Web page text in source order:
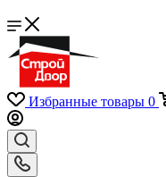
Избранные товары 0